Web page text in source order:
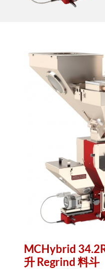
MCHybrid
升 Regrind 料斗